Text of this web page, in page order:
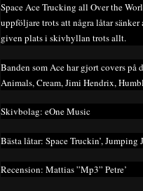
Space Ace Trucking all Over the
uppföljare trots att några låtar
given plats i skivhyllan trots allt.
Banden som Ace har gjort covers på
Animals, Cream, Jimi Hendrix,
Skivbolag: eOne Music
Bästa låtar: Space Truckin’,
Recension: Mattias ”Mp3” Petre’